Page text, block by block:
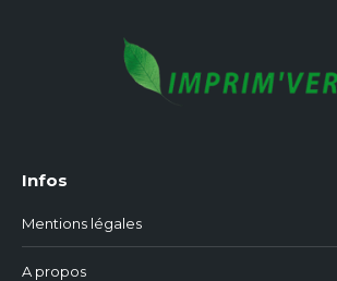
Infos
Mentions légales
A propos